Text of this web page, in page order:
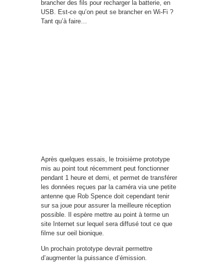
brancher des fils pour recharger la batterie, en
USB. Est-ce qu’on peut se brancher en Wi-Fi ?
Tant qu’à faire…
Après quelques essais, le troisième prototype
mis au point tout récemment peut fonctionner
pendant 1 heure et demi, et permet de transférer
les données reçues par la caméra via une petite
antenne que Rob Spence doit cependant tenir
sur sa joue pour assurer la meilleure réception
possible. Il espère mettre au point à terme un
site Internet sur lequel sera diffusé tout ce que
filme sur oeil bionique.
Un prochain prototype devrait permettre
d’augmenter la puissance d’émission.